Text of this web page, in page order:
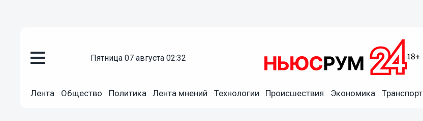
пятница 07 августа 02:32
Лента Общество Политика Лента мнений Технологии Происшествия Экономика Транспорт
Школьное питание – важная составляющая здоровья детей